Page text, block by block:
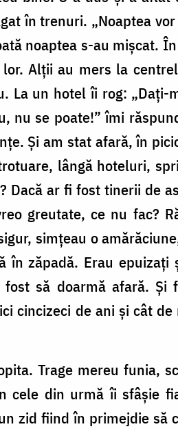
în trenuri. „Noaptea
noaptea s-au mişcat.
Alţii au mers la
La un hotel îi rog: „Daţi-
nu se poate!” îmi
Şi am stat afară, în
lângă hoteluri,
Dacă ar fi fost tinerii de
greutate, ce nu fac?
simţeau o
în zăpadă. Erau epuizaţi
să doarmă afară. Şi
cincizeci de ani şi cât
Trage mereu funia,
cele din urmă îi sfâşie
zid fiind în primejdie să